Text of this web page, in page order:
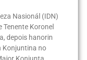
Nasionál (IDN)
Koronel
depois hanorin
Konjuntina no